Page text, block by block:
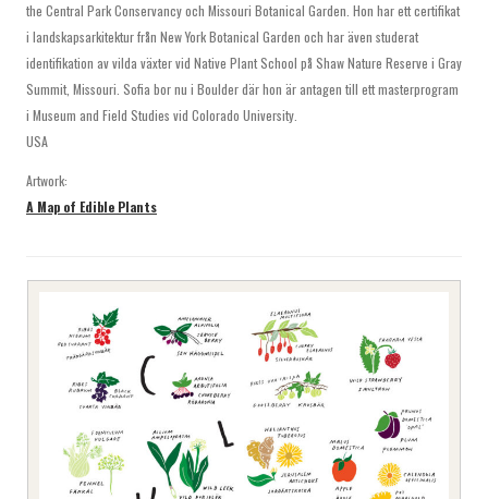
the Central Park Conservancy och Missouri Botanical Garden. Hon har ett certifikat
i landskapsarkitektur från New York Botanical Garden och har även studerat
identifikation av vilda växter vid Native Plant School på Shaw Nature Reserve i Gray
Summit, Missouri. Sofia bor nu i Boulder där hon är antagen till ett masterprogram
i Museum and Field Studies vid Colorado University.
USA
Artwork:
A Map of Edible Plants